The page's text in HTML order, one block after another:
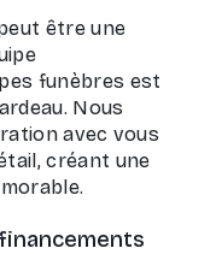
être une
funèbres est
Nous
avec vous
créant une